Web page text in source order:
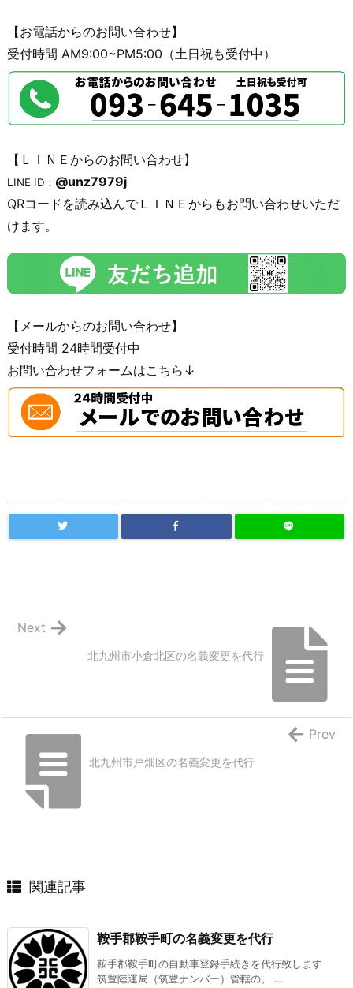
【お電話からのお問い合わせ】
受付時間 AM9:00~PM5:00（土日祝も受付中）
【ＬＩＮＥからのお問い合わせ】
LINE ID： @unz7979j
QRコードを読み込んでＬＩＮＥからもお問い合わせいただ
けます。
【メールからのお問い合わせ】
受付時間 24時間受付中
お問い合わせフォームはこちら↓
北九州市小倉北区の名義変更を代行
Next
北九州市戸畑区の名義変更を代行
Prev
関連記事
鞍手郡鞍手町の名義変更を代行
鞍手郡鞍手町の自動車登録手続きを代行致します
筑豊陸運局（筑豊ナンバー）管轄の、 ...